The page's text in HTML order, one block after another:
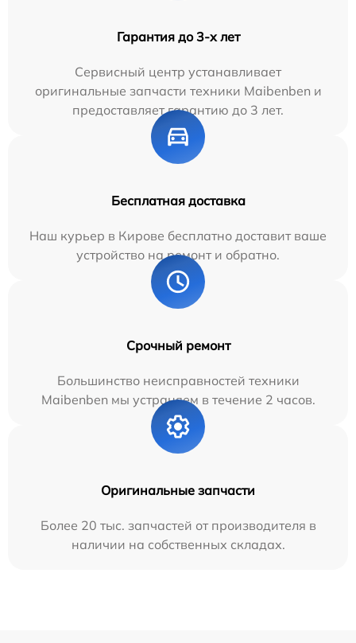
Гарантия до 3-х лет
Сервисный центр устанавливает
оригинальные запчасти техники Maibenben и
предоставляет гарантию до 3 лет.
Бесплатная доставка
Наш курьер в Кирове бесплатно доставит ваше
устройство на ремонт и обратно.
Срочный ремонт
Большинство неисправностей техники
Maibenben мы устраняем в течение 2 часов.
Оригинальные запчасти
Более 20 тыс. запчастей от производителя в
наличии на собственных складах.